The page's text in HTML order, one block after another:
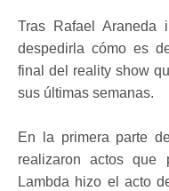
Tras Rafael Araneda
despedirla cómo es
final del reality show
sus últimas semanas.
En la primera parte
realizaron actos que
Lambda hizo el acto